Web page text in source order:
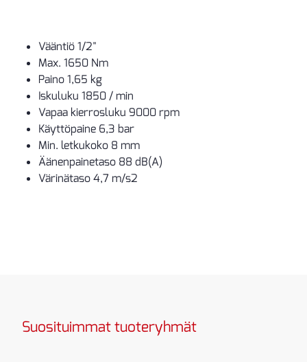
Vääntiö 1/2"
Max. 1650 Nm
Paino 1,65 kg
Iskuluku 1850 / min
Vapaa kierrosluku 9000 rpm
Käyttöpaine 6,3 bar
Min. letkukoko 8 mm
Äänenpainetaso 88 dB(A)
Värinätaso 4,7 m/s2
Suosituimmat tuoteryhmät